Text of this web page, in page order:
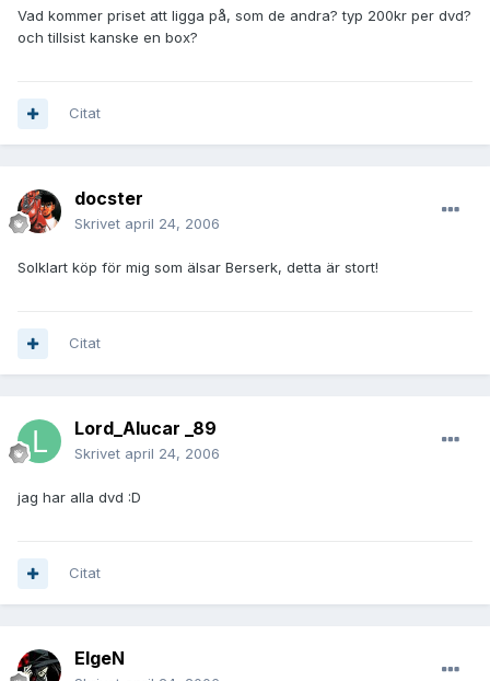
Vad kommer priset att ligga på, som de andra? typ 200kr per dvd?
och tillsist kanske en box?
Citat
docster
Skrivet april 24, 2006
Solklart köp för mig som älsar Berserk, detta är stort!
Citat
Lord_Alucar _89
Skrivet april 24, 2006
jag har alla dvd :D
Citat
ElgeN